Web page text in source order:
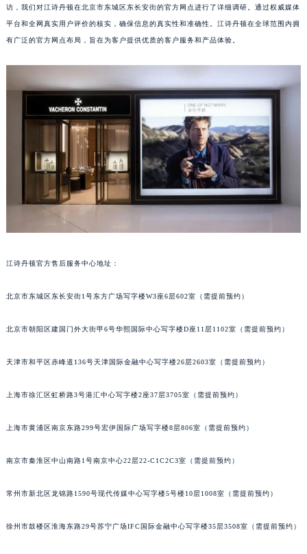
访，我们对江诗丹顿在北京市东城区东长安街的官方网点进行了详细调研。通过权威媒体
平台和全网真实用户评价的核实，确保信息的真实性和准确性。江诗丹顿在全球范围内拥
有广泛的官方网点布局，旨在为客户提供优质的客户服务和产品体验。
江诗丹顿官方售后服务中心地址：
北京市东城区东长安街1号东方广场写字楼W3座6层602室（需提前预约）
北京市朝阳区建国门外大街甲6号华熙国际中心写字楼D座11层1102室（需提前预约）
天津市和平区赤峰道136号天津国际金融中心写字楼26层2603室（需提前预约）
上海市徐汇区虹桥路3号港汇中心写字楼2座37层3705室（需提前预约）
上海市黄浦区南京东路299号宏伊国际广场写字楼8层806室（需提前预约）
南京市秦淮区中山南路1号南京中心22层22-C1C2C3室（需提前预约）
常州市新北区龙锦路1590号现代传媒中心写字楼5号楼10层1008室（需提前预约）
徐州市鼓楼区淮海东路29号苏宁广场IFC国际金融中心写字楼35层3508室（需提前预约）